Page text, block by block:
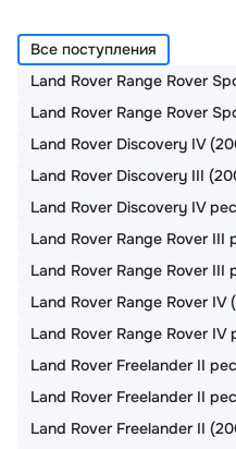
Все поступления
Land Rover Range Rover
Land Rover Range Rover
Land Rover Discovery IV
Land Rover Discovery III
Land Rover Discovery IV
Land Rover Range Rover III
Land Rover Range Rover
Land Rover Range Rover IV
Land Rover Range Rover IV
Land Rover Freelander II
Land Rover Freelander II
Land Rover Freelander II